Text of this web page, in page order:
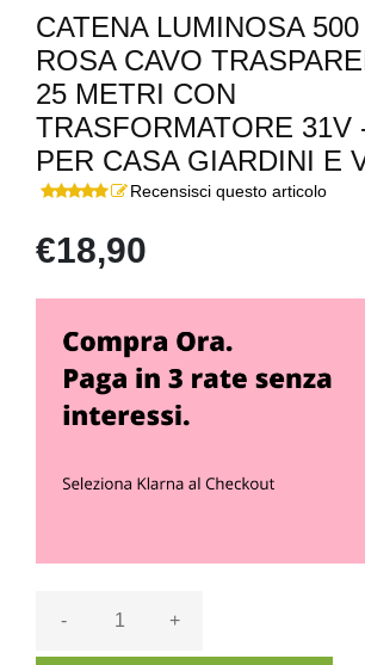
CATENA LUMINOSA
ROSA CAVO
25 METRI CON
TRASFORMATORE 31V
PER CASA GIARDINI E
Recensisci questo articolo
€18,90
- +